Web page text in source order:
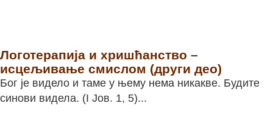
Логотерапија и хришћанство –
исцељивање смислом (други део)
Бог је видело и таме у њему нема никакве. Будите
синови видела. (I Јов. 1, 5)...